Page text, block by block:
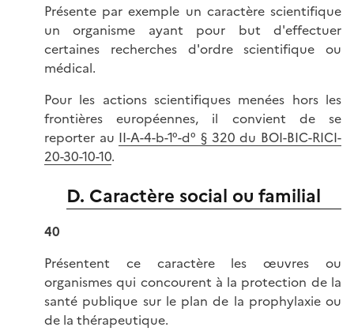
Présente par exemple un caractère scientifique
un organisme ayant pour but d'effectuer
certaines recherches d'ordre scientifique ou
médical.
Pour les actions scientifiques menées hors les
frontières européennes, il convient de se
reporter au II-A-4-b-1°-d° § 320 du BOI-BIC-RICI-
20-30-10-10.
D. Caractère social ou familial
40
Présentent ce caractère les œuvres ou
organismes qui concourent à la protection de la
santé publique sur le plan de la prophylaxie ou
de la thérapeutique.